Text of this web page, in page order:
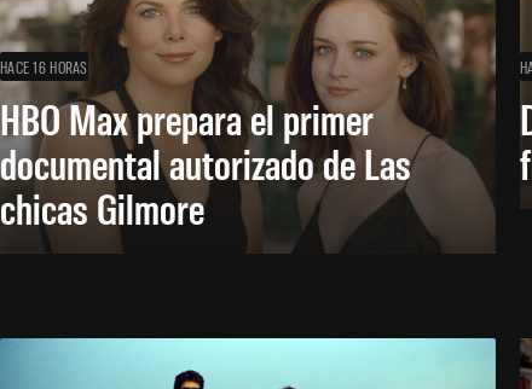
HACE 16 HORAS
HBO Max prepara el primer
documental autorizado de Las
chicas Gilmore